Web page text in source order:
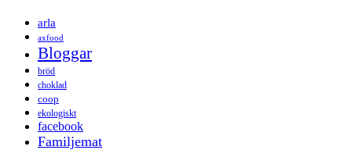
arla
axfood
Bloggar
bröd
choklad
coop
ekologiskt
facebook
Familjemat